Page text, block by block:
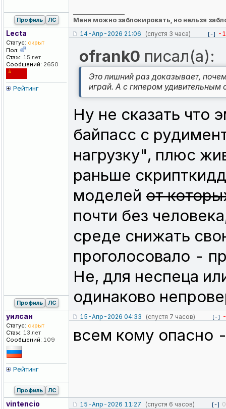
Меня можно заблокировать, но нельзя
Профиль ЛС
Lecta
Статус: скрыт
Пол:
Стаж: 15 лет
Сообщений: 2650
Рейтинг
14-Апр-2026 21:06 (спустя 3 часа) [-] -1
ofrank0 писал(а):
Это лишний раз доказывает,
играй. А с гипером удивительным
Ну не сказать что
байпасс с
нагрузку", плюс
раньше
моделей от
почти без
среде снижать
проголосовало -
Не, для неспеца
одинаково
Профиль ЛС
уилсан
Статус: скрыт
Стаж: 13 лет
Сообщений: 109
Рейтинг
15-Апр-2026 04:33 (спустя 7 часов) [-]
всем кому опасно
Профиль ЛС
vintencio 15-Апр-2026 11:27 (спустя 6 часов) [-] 0